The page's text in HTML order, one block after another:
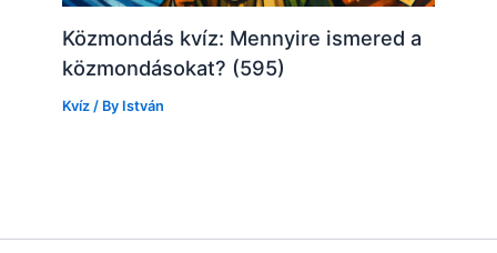
Közmondás kvíz: Mennyire ismered a
közmondásokat? (595)
Kvíz / By István